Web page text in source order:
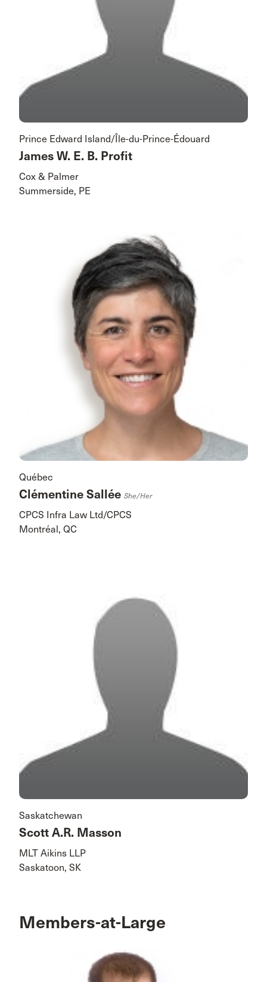
Prince Edward Island/Île-du-Prince-Édouard
James W. E. B. Profit
Cox & Palmer
Summerside, PE
Québec
Clémentine Sallée She/her
CPCS Infra Law Ltd/CPCS
Montréal, QC
Saskatchewan
Scott A.R. Masson
MLT Aikins LLP
Saskatoon, SK
Members-at-Large